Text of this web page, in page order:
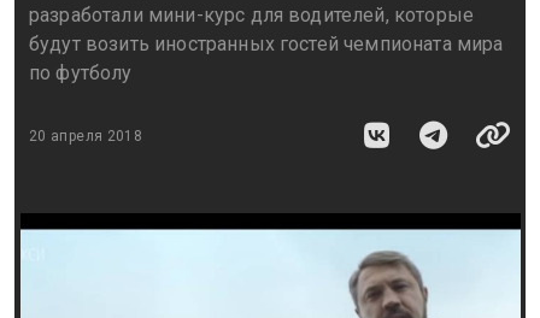
разработали мини-курс для водителей, которые
будут возить иностранных гостей чемпионата мира
по футболу
20 апреля 2018